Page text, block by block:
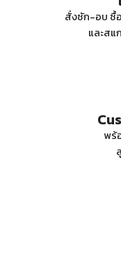
สั่งซัก-อบ ซื้
และส
พร้